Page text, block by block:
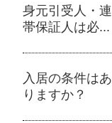
身元引受人・連
帯保証人は必...
入居の条件はあ
りますか？